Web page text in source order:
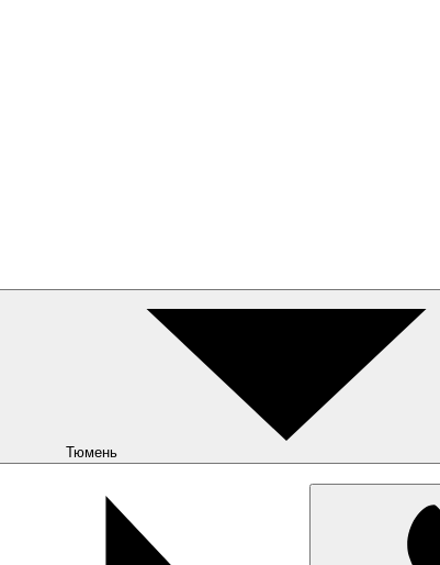
Тюмень